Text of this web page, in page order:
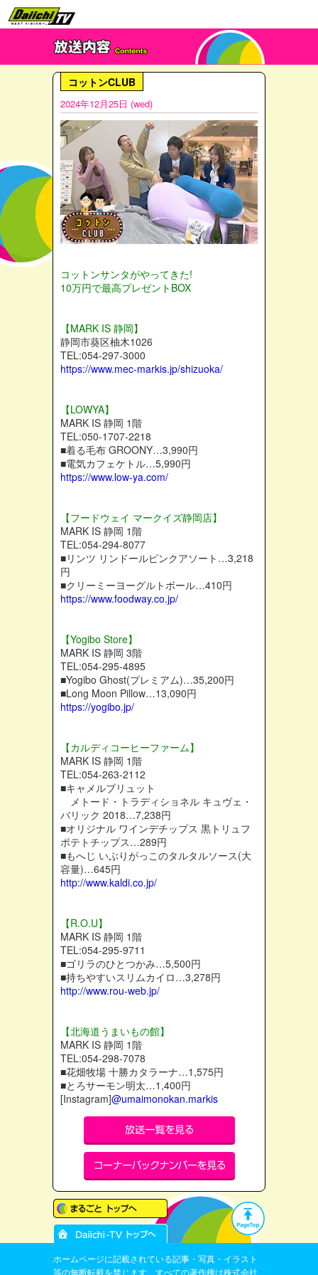
コットンCLUB
2024年12月25日 (wed)
コットンサンタがやってきた!
10万円で最高プレゼントBOX
【MARK IS 静岡】
静岡市葵区柚木1026
TEL:054-297-3000
https://www.mec-markis.jp/shizuoka/
【LOWYA】
MARK IS 静岡 1階
TEL:050-1707-2218
■着る毛布 GROONY…3,990円
■電気カフェケトル…5,990円
https://www.low-ya.com/
【フードウェイ マークイズ静岡店】
MARK IS 静岡 1階
TEL:054-294-8077
■リンツ リンドールピンクアソート…3,218
円
■クリーミーヨーグルトボール…410円
https://www.foodway.co.jp/
【Yogibo Store】
MARK IS 静岡 3階
TEL:054-295-4895
■Yogibo Ghost(プレミアム)…35,200円
■Long Moon Pillow…13,090円
https://yogibo.jp/
【カルディコーヒーファーム】
MARK IS 静岡 1階
TEL:054-263-2112
■キャメルブリュット
メトード・トラディショネル キュヴェ・
バリック 2018…7,238円
■オリジナル ワインデチップス 黒トリュフ
ポテトチップス…289円
■もへじ いぶりがっこのタルタルソース(大
容量)…645円
http://www.kaldi.co.jp/
【R.O.U】
MARK IS 静岡 1階
TEL:054-295-9711
■ゴリラのひとつかみ…5,500円
■持ちやすいスリムカイロ…3,278円
http://www.rou-web.jp/
【北海道うまいもの館】
MARK IS 静岡 1階
TEL:054-298-7078
■花畑牧場 十勝カタラーナ…1,575円
■とろサーモン明太…1,400円
[Instagram]@umaimonokan.markis
ホームページに記載されている記事・写真・イラスト
等の無断転載を禁じます。すべての著作権は株式会社